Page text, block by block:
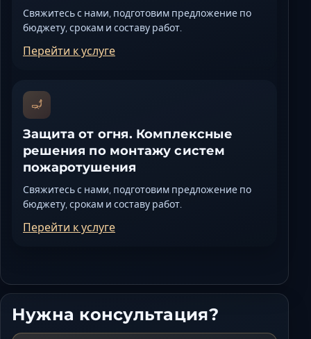
Свяжитесь с нами, подготовим предложение по
бюджету, срокам и составу работ.
Перейти к услуге
Защита от огня. Комплексные
решения по монтажу систем
пожаротушения
Свяжитесь с нами, подготовим предложение по
бюджету, срокам и составу работ.
Перейти к услуге
Нужна консультация?